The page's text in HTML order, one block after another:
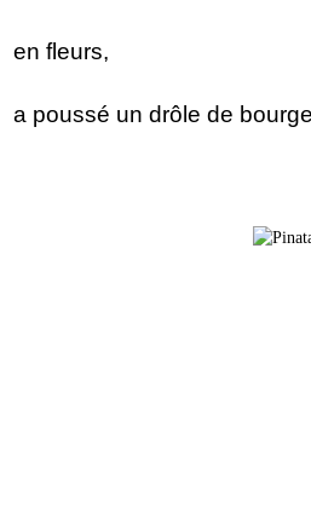
en fleurs,
a poussé un drôle de